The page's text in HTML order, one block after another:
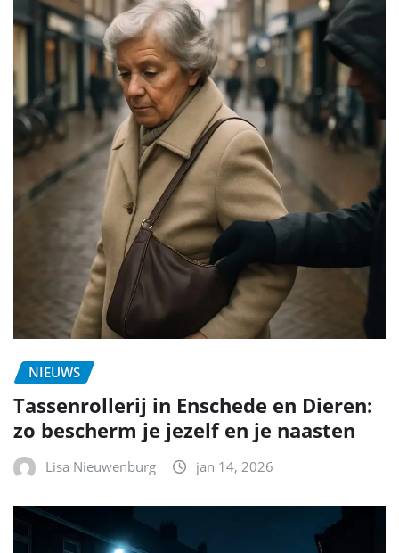
NIEUWS
Tassenrollerij in Enschede en Dieren:
zo bescherm je jezelf en je naasten
Lisa Nieuwenburg jan 14, 2026